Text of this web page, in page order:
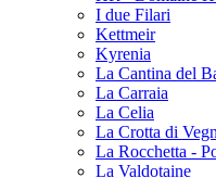
I due Filari
Kettmeir
Kyrenia
La Cantina del
La Carraia
La Celia
La Crotta di
La Rocchetta -
La Valdotaine